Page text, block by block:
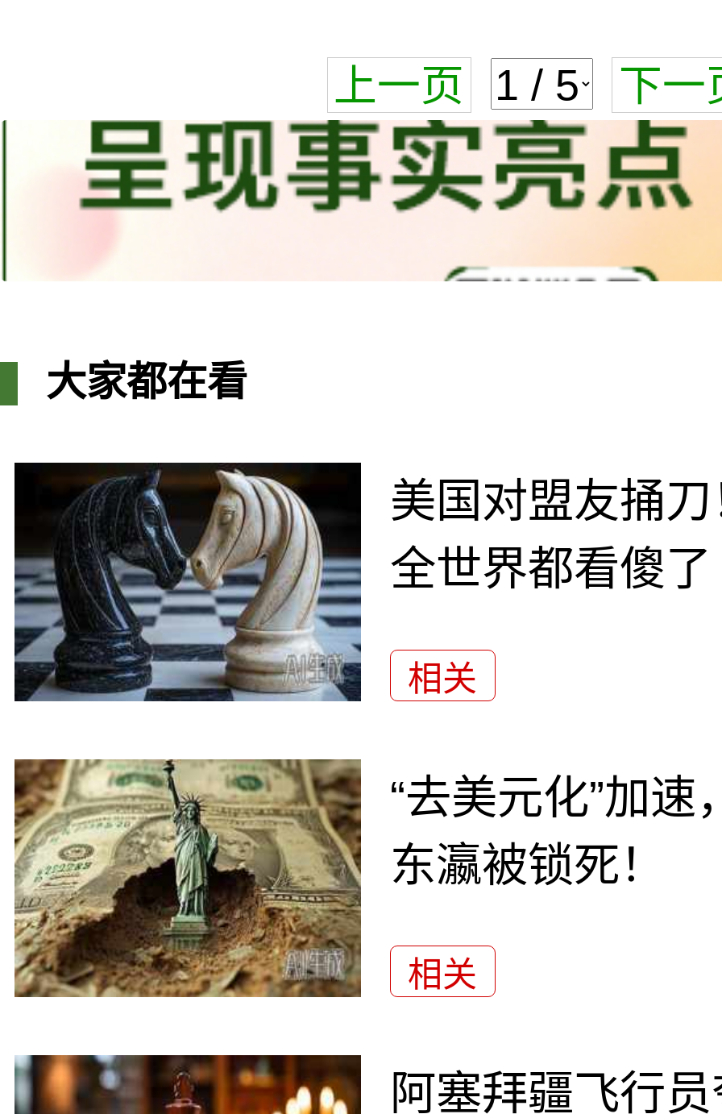
上一页 下一
大家都在看
美国对盟友捅
全世界都看傻了
相关
“去美元化”加
东瀛被锁死！
相关
阿塞拜疆飞行